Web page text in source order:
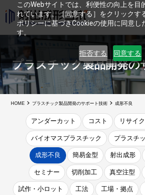
このWebサイトでは、利便性の向上を目
れています。［同意する］をクリックす
ポリシーに基づきCookieの使用に同意し
す。
拒否する 同意する
プラスチック製品開発の
HOME プラスチック製品開発のサポート技術 成形不良
アンダーカット コスト リサイ
バイオマスプラスチック プラスチ
成形不良 簡易金型 射出成形
セミナー 切削加工 真空注型
試作・小ロット 工法 工場・拠点